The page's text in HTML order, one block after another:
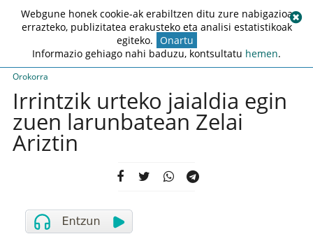
Orokorra
Irrintzik urteko jaialdia egin
zuen larunbatean Zelai
Ariztin
Webgune honek cookie-ak erabiltzen ditu zure nabigazioa
errazteko, publizitatea erakusteko eta analisi estatistikoak
egiteko. Onartu
Informazio gehiago nahi baduzu, kontsultatu hemen.